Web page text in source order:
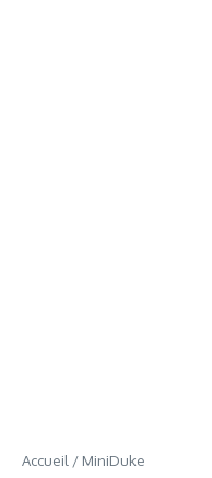
Accueil / MiniDuke